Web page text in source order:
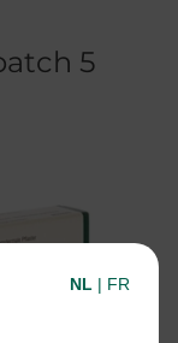
5
NL | FR